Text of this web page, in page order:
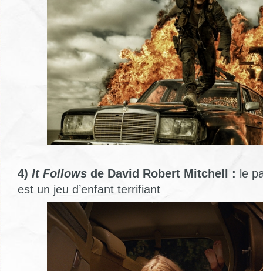
4) It Follows de David Robert Mitchell : le
est un jeu d’enfant terrifiant